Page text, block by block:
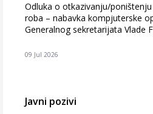
Odluka o otkazivanju/
roba – nabavka kompjuterske
Generalnog sekretarijata Vlade
09 Jul 2026
Javni pozivi